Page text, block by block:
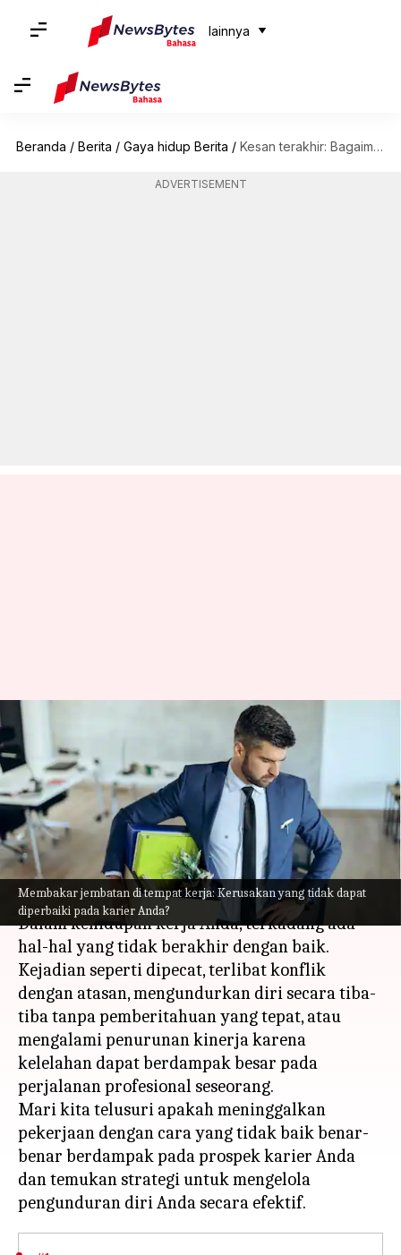
lainnya
Beranda / Berita / Gaya hidup Berita / Kesan terakhir: Bagaimana berhenti dengan cara yang buruk memengaruhi karier Anda
ADVERTISEMENT
Membakar jembatan di tempat kerja: Kerusakan yang tidak dapat
diperbaiki pada karier Anda?
Kesan terakhir: Bagaimana
berhenti dengan cara yang
buruk memengaruhi karier
Anda
menulis Taufiq Al Jufri Jun 15, 2023 01:05 pm
Apa ceritanya
Dalam kehidupan kerja Anda, terkadang ada
hal-hal yang tidak berakhir dengan baik.
Kejadian seperti dipecat, terlibat konflik
dengan atasan, mengundurkan diri secara tiba-
tiba tanpa pemberitahuan yang tepat, atau
mengalami penurunan kinerja karena
kelelahan dapat berdampak besar pada
perjalanan profesional seseorang.
Mari kita telusuri apakah meninggalkan
pekerjaan dengan cara yang tidak baik benar-
benar berdampak pada prospek karier Anda
dan temukan strategi untuk mengelola